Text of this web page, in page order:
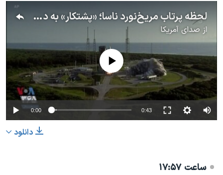
لحظه پرتاب مریخ‌نورد ناسا؛ «پشتکار» به دنبال بررسی حیات در مریخ است
از صدای آمریکا
No media source currently available
0:00 0:43
دانلود
ساعت ۱۷:۵۷